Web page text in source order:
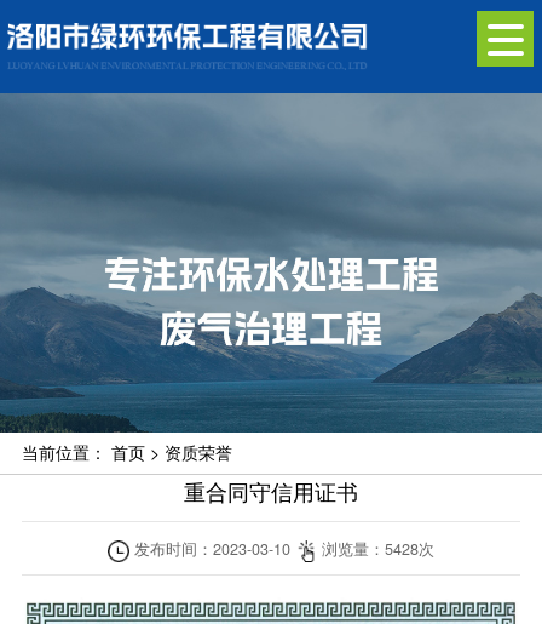
当前位置： 首页> 资质荣誉
重合同守信用证书
发布时间：2023-03-10 浏览量：5428次